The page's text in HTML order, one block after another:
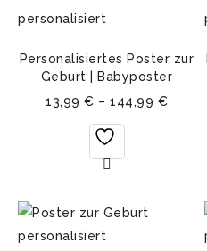
Personalisiertes Poster zur
Geburt | Babyposter
13,99 € – 144,99 €